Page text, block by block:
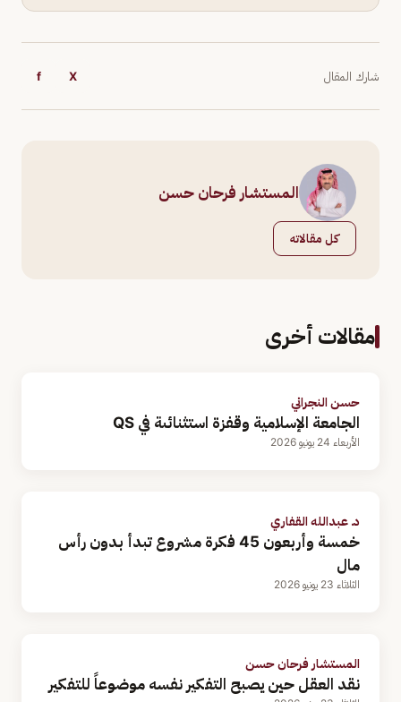
شارك المقال X
f
المستشار فرحان حسن
كل مقالاته
مقالات أخرى
حسن النجراني
الجامعة الإسلامية وقفزة استثنائىة في QS
الأربعاء 24 يونيو 2026
د. عبدالله القفاري
خمسة وأربعون 45 فكرة مشروع تبدأ بدون رأس
مال
الثلاثاء 23 يونيو 2026
المستشار فرحان حسن
نقد العقل حين يصبح التفكير نفسه موضوعاً للتفكير